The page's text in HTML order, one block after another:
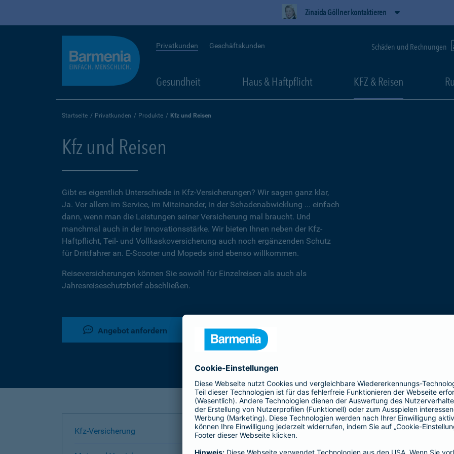
Zinaida Göllner kontaktieren
Privatkunden Geschäftskunden Schäden und Rechnungen
Gesundheit Haus & Haftpflicht KFZ & Reisen
Startseite Privatkunden Produkte Kfz und Reisen
Kfz und Reisen
Gibt es eigentlich Unterschiede in Kfz-Versicherungen? Wir sagen ganz klar,
Ja. Vor allem im Service, im Miteinander, in der Schadenabwicklung ... einfach
dann, wenn man die Leistungen seiner Versicherung mal braucht. Und
manchmal auch in der Innovationsstärke. Wir bieten Ihnen neben der Kfz-
Haftpflicht, Teil- und Vollkaskoversicherung auch noch ergänzenden Schutz
für Drittfahrer an. E-Scooter und Mopeds sind ebenso willkommen.
Reiseversicherungen können Sie sowohl für Einzelreisen als auch als
Jahresreiseschutzbrief abschließen.
Angebot anfordern
Kfz-Versicherung